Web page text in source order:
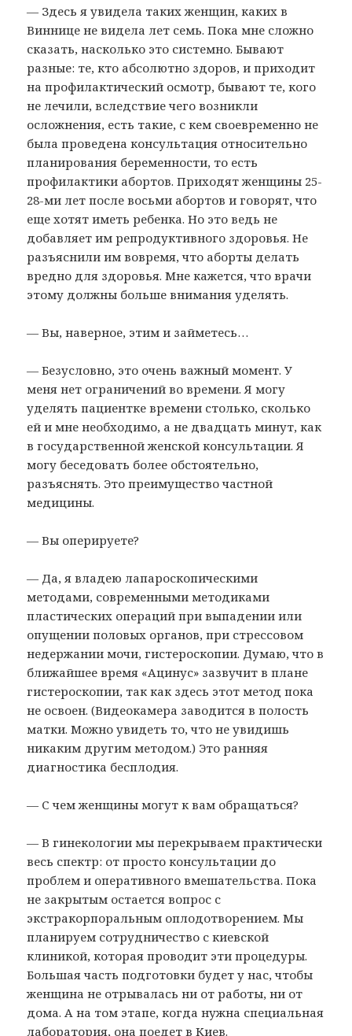
— Здесь я увидела таких женщин, каких в
Виннице не видела лет семь. Пока мне сложно
сказать, насколько это системно. Бывают
разные: те, кто абсолютно здоров, и приходит
на профилактический осмотр, бывают те, кого
не лечили, вследствие чего возникли
осложнения, есть такие, с кем своевременно не
была проведена консультация относительно
планирования беременности, то есть
профилактики абортов. Приходят женщины 25-
28-ми лет после восьми абортов и говорят, что
еще хотят иметь ребенка. Но это ведь не
добавляет им репродуктивного здоровья. Не
разъяснили им вовремя, что аборты делать
вредно для здоровья. Мне кажется, что врачи
этому должны больше внимания уделять.
— Вы, наверное, этим и займетесь…
— Безусловно, это очень важный момент. У
меня нет ограничений во времени. Я могу
уделять пациентке времени столько, сколько
ей и мне необходимо, а не двадцать минут, как
в государственной женской консультации. Я
могу беседовать более обстоятельно,
разъяснять. Это преимущество частной
медицины.
— Вы оперируете?
— Да, я владею лапароскопическими
методами, современными методиками
пластических операций при выпадении или
опущении половых органов, при стрессовом
недержании мочи, гистероскопии. Думаю, что в
ближайшее время «Ацинус» зазвучит в плане
гистероскопии, так как здесь этот метод пока
не освоен. (Видеокамера заводится в полость
матки. Можно увидеть то, что не увидишь
никаким другим методом.) Это ранняя
диагностика бесплодия.
— С чем женщины могут к вам обращаться?
— В гинекологии мы перекрываем практически
весь спектр: от просто консультации до
проблем и оперативного вмешательства. Пока
не закрытым остается вопрос с
экстракорпоральным оплодотворением. Мы
планируем сотрудничество с киевской
клиникой, которая проводит эти процедуры.
Большая часть подготовки будет у нас, чтобы
женщина не отрывалась ни от работы, ни от
дома. А на том этапе, когда нужна специальная
лаборатория, она поедет в Киев.